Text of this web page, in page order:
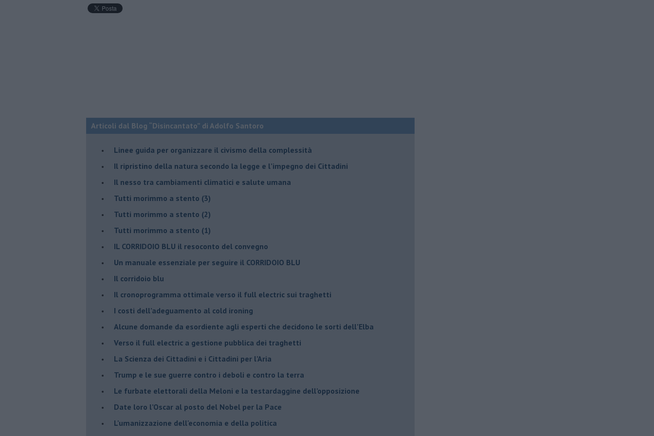
Articoli dal Blog “Disincantato” di Adolfo Santoro
​Linee guida per organizzare il civismo della complessità
​Il ripristino della natura secondo la legge e l’impegno dei Cittadini
Il nesso tra cambiamenti climatici e salute umana
Tutti morimmo a stento (3)
Tutti morimmo a stento (2)
​Tutti morimmo a stento (1)
IL CORRIDOIO BLU il resoconto del convegno
Un manuale essenziale per seguire il CORRIDOIO BLU
Il corridoio blu
​Il cronoprogramma ottimale verso il full electric sui traghetti
​I costi dell’adeguamento al cold ironing
Alcune domande da esordiente agli esperti che decidono le sorti dell’Elba
Verso il full electric a gestione pubblica dei traghetti​
​La Scienza dei Cittadini e i Cittadini per l’Aria
Trump e le sue guerre contro i deboli e contro la terra
​Le furbate elettorali della Meloni e la testardaggine dell’opposizione
​Date loro l’Oscar al posto del Nobel per la Pace
L'umanizzazione dell'economia e della politica